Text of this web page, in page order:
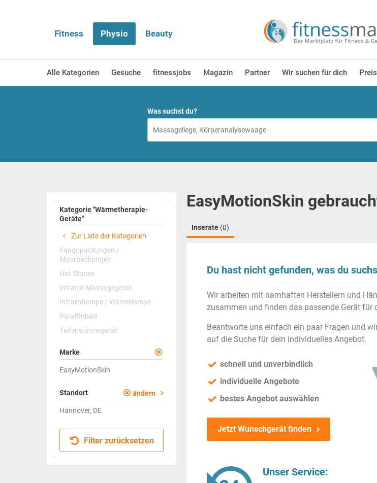
Fitness Physio Beauty
Alle Kategorien Gesuche fitnessjobs Magazin Partner Wir suchen für dich
Was suchst du?
Kategorie "Wärmetherapie-
Geräte"
Zur Liste der Kategorien
Fangopackungen /
Moorpackungen
Hot Stones
Infrarot-Massagegerät
Infrarotlampe / Wärmelampe
Paraffinbad
Tiefenwärmegerät
Marke
EasyMotionSkin
Standort ändern
Hannover, DE
Filter zurücksetzen
EasyMotionSkin
Inserate (0)
Du hast nicht gefunden, was du
Wir arbeiten mit namhaften Herstellern und
zusammen und finden das passende Gerät für
Beantworte uns einfach ein paar Fragen und
auf die Suche für dein individuelles Angebot.
schnell und unverbindlich
individuelle Angebote
bestes Angebot auswählen
Jetzt Wunschgerät finden
Unser Service: